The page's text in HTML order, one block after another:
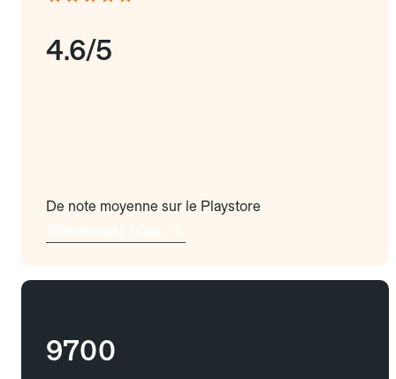
4.6/5
De note moyenne sur le Playstore
9700